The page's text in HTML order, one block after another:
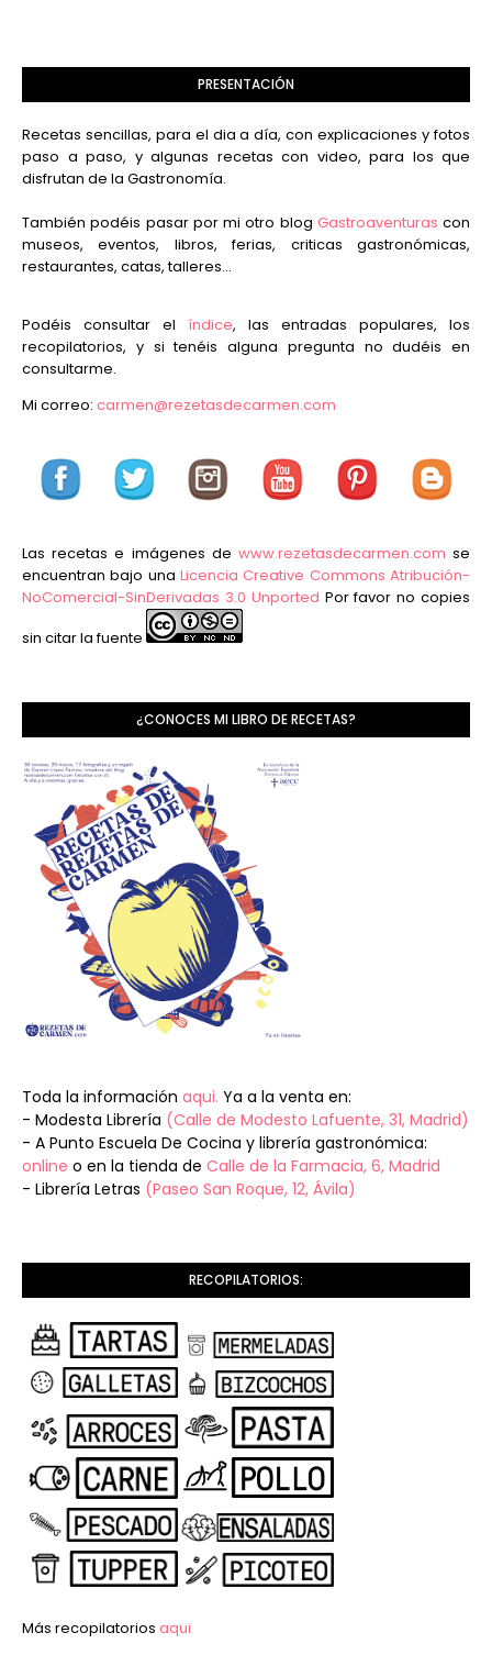
PRESENTACIÓN
Recetas sencillas, para el dia a día, con explicaciones y fotos
paso a paso, y algunas recetas con video, para los que
disfrutan de la Gastronomía.
También podéis pasar por mi otro blog Gastroaventuras con
museos, eventos, libros, ferias, criticas gastronómicas,
restaurantes, catas, talleres...
Podéis consultar el índice, las entradas populares, los
recopilatorios, y si tenéis alguna pregunta no dudéis en
consultarme.
Mi correo: carmen@rezetasdecarmen.com
Las recetas e imágenes de www.rezetasdecarmen.com se
encuentran bajo una Licencia Creative Commons Atribución-
NoComercial-SinDerivadas 3.0 Unported Por favor no copies
sin citar la fuente
¿CONOCES MI LIBRO DE RECETAS?
Toda la información aqui. Ya a la venta en:
- Modesta Librería (Calle de Modesto Lafuente, 31, Madrid)
- A Punto Escuela De Cocina y librería gastronómica:
online o en la tienda de Calle de la Farmacia, 6, Madrid
- Librería Letras (Paseo San Roque, 12, Ávila)
RECOPILATORIOS:
Más recopilatorios aqui